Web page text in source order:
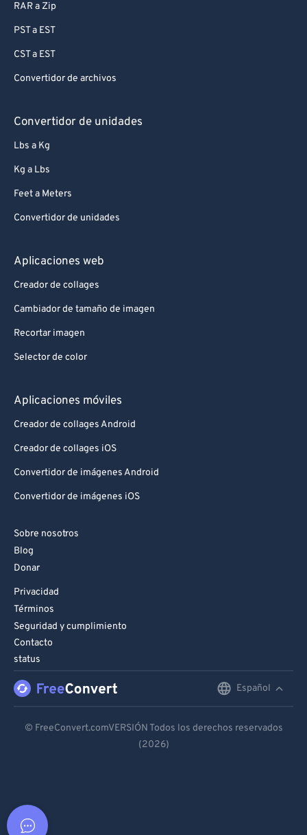
RAR a Zip
PST a EST
CST a EST
Convertidor de archivos
Convertidor de unidades
Lbs a Kg
Kg a Lbs
Feet a Meters
Convertidor de unidades
Aplicaciones web
Creador de collages
Cambiador de tamaño de imagen
Recortar imagen
Selector de color
Aplicaciones móviles
Creador de collages Android
Creador de collages iOS
Convertidor de imágenes Android
Convertidor de imágenes iOS
Sobre nosotros
Blog
Donar
Privacidad
Términos
Seguridad y cumplimiento
Contacto
status
Español
Español
© FreeConvert.comVERSIÓN Todos los derechos reservados
(2026)